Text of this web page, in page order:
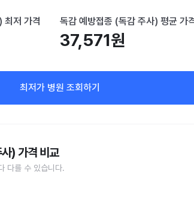
최저 가격 독감 예방접종 (독감 주사) 평균 가
37,571원
최저가 병원 조회하기
) 가격 비교
다를 수 있습니다.